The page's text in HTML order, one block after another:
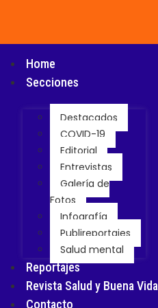
Home
Secciones
Destacados
COVID-19
Editorial
Entrevistas
Galería de
Fotos
Infografía
Publireportajes
Salud mental
Reportajes
Revista Salud y Buena Vida
Contacto